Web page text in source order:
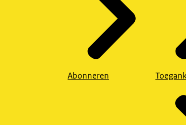
Abonneren